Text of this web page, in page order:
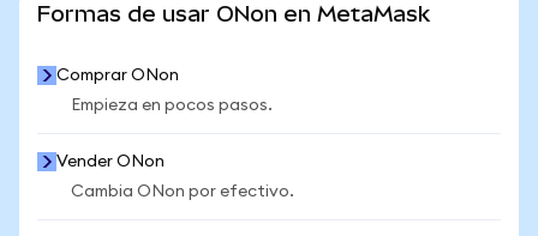
Formas de usar ONon en MetaMask
Comprar ONon
Empieza en pocos pasos.
Vender ONon
Cambia ONon por efectivo.